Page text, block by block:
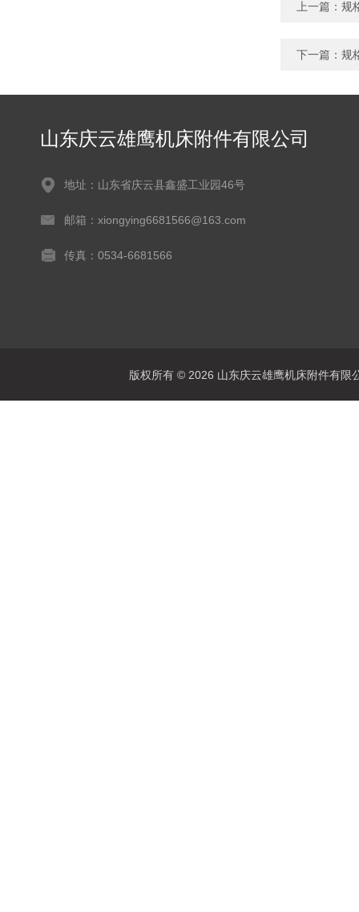
上一篇： 规
下一篇： 规
山东庆云雄鹰机床附件有限公司
地址：山东省庆云县鑫盛工业园46号
邮箱：xiongying6681566@163.com
传真：0534-6681566
版权所有 © 2026 山东庆云雄鹰机床附件有